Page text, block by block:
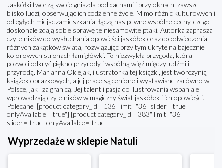
Jaskółki tworzą swoje gniazda pod dachami i przy oknach, zawsze
blisko ludzi, obserwując ich codzienne życie. Mimo różnic kulturowych i
odległych miejsc zamieszkania, łączą nas pewne wspólne cechy, czego
doskonale zdają sobie sprawę te niesamowite ptaki. Autorka zaprasza
czytelników do wysłuchania opowieści jaskółek oraz do odwiedzenia
różnych zakątków świata, rozwiązując przy tym ukryte na bajecznie
kolorowych stronach łamigłówki. To niezwykła przygoda, która
pozwoli odkryć piękno przyrody i wspólną więź między ludźmi i
przyrodą. Marianna Oklejak, ilustratorka tej książki, jest twórczynią
książek obrazkowych, a jej prace są cenione i wystawiane zarówno w
Polsce, jak i za granicą. Jej talent i pasja do ilustrowania wspaniale
wprowadzają czytelników w magiczny świat jaskółek i ich opowieści.
Polecane [product category_id="136" limit="36" slider="true"
onlyAvailable="true"] [product category_id="383" limit="36"
slider="true" onlyAvailable="true"]
Wyprzedaże w sklepie Natuli